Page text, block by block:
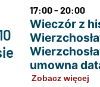
17:00 - 20:00
Wieczór z
umowna
Zobacz więcej